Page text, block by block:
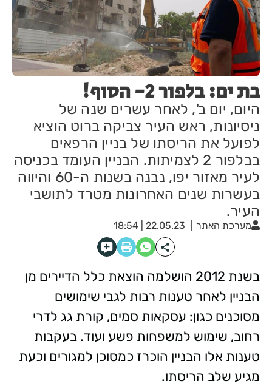
בת ים: בלפור 2- הסוף!
היום, יום ב', לאחר עשרים שנה של
ניסיונות, ראש העיר צביקה ברוט הוציא
לפועל את הריסתו של בניין הרפאים
בבלפור 2 לצמיתות. הבניין העומד בכניסה
לעיר מאזור יפו, נבנה בשנות ה-60 והיווה
בעשרות שנים האחרונות מטרד לתושבי
העיר.
מערכת האתר 22.05.23 | 18:54
בשנת 2012 הושלמה הוצאת כלל הדיירים מן
הבניין לאחר טענות רבות לגבי שימושים
מסוכנים כגון: עסקאות סמים, קורת גג לדרי
רחוב, שימוש למשפחות פשע ועוד. בעקבות
טענות אלו הבניין הוכרז כמסוכן למגורים וכעת
מגיע שלב הריסתו.